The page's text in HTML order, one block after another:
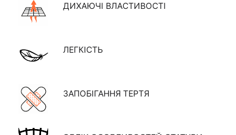
ДИХАЮЧІ ВЛАСТИВОСТІ
ЛЕГКІСТЬ
ЗАПОБІГАННЯ ТЕРТЯ